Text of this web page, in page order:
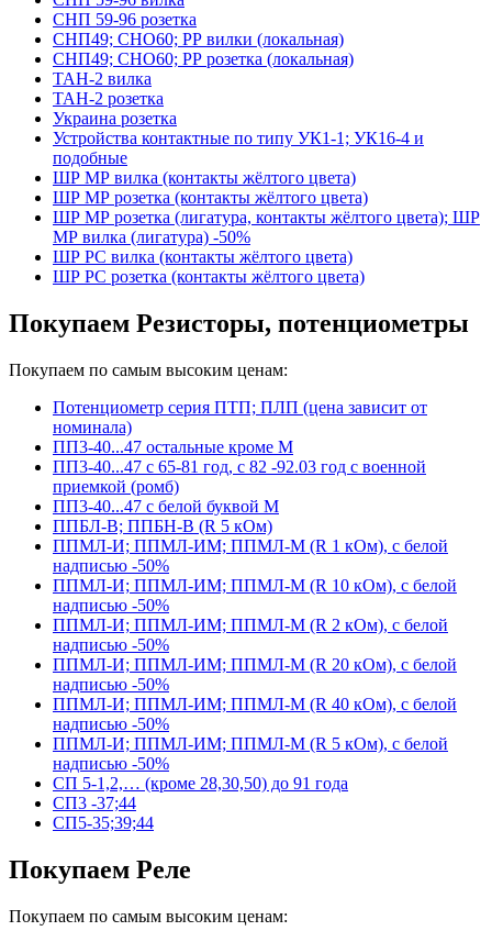
СНП 59-96 розетка
СНП49; СНО60; РР вилки (локальная)
СНП49; СНО60; РР розетка (локальная)
ТАН-2 вилка
ТАН-2 розетка
Украина розетка
Устройства контактные по типу УК1-1; УК16-4 и
подобные
ШР МР вилка (контакты жёлтого цвета)
ШР МР розетка (контакты жёлтого цвета)
ШР МР розетка (лигатура, контакты жёлтого цвета); ШР
МР вилка (лигатура) -50%
ШР РС вилка (контакты жёлтого цвета)
ШР РС розетка (контакты жёлтого цвета)
Покупаем Резисторы, потенциометры
Покупаем по самым высоким ценам:
Потенциометр серия ПТП; ПЛП (цена зависит от
номинала)
ПП3-40...47 остальные кроме М
ПП3-40...47 с 65-81 год, с 82 -92.03 год с военной
приемкой (ромб)
ПП3-40...47 с белой буквой М
ППБЛ-В; ППБН-В (R 5 кОм)
ППМЛ-И; ППМЛ-ИМ; ППМЛ-М (R 1 кОм), с белой
надписью -50%
ППМЛ-И; ППМЛ-ИМ; ППМЛ-М (R 10 кОм), с белой
надписью -50%
ППМЛ-И; ППМЛ-ИМ; ППМЛ-М (R 2 кОм), с белой
надписью -50%
ППМЛ-И; ППМЛ-ИМ; ППМЛ-М (R 20 кОм), с белой
надписью -50%
ППМЛ-И; ППМЛ-ИМ; ППМЛ-М (R 40 кОм), с белой
надписью -50%
ППМЛ-И; ППМЛ-ИМ; ППМЛ-М (R 5 кОм), с белой
надписью -50%
СП 5-1,2,… (кроме 28,30,50) до 91 года
СП3 -37;44
СП5-35;39;44
Покупаем Реле
Покупаем по самым высоким ценам: